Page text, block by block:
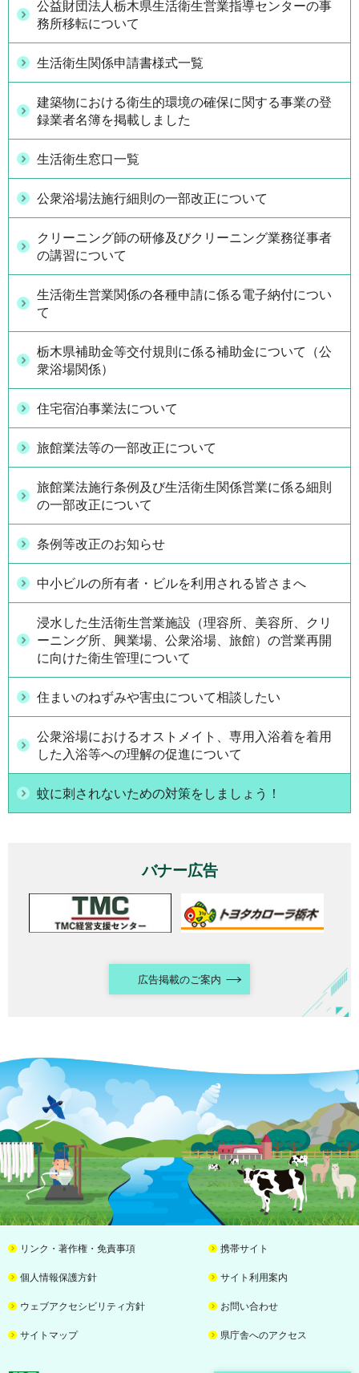
公益財団法人栃木県生活衛生営業指導センターの事
務所移転について
生活衛生関係申請書様式一覧
建築物における衛生的環境の確保に関する事業の登
録業者名簿を掲載しました
生活衛生窓口一覧
公衆浴場法施行細則の一部改正について
クリーニング師の研修及びクリーニング業務従事者
の講習について
生活衛生営業関係の各種申請に係る電子納付につい
て
栃木県補助金等交付規則に係る補助金について（公
衆浴場関係）
住宅宿泊事業法について
旅館業法等の一部改正について
旅館業法施行条例及び生活衛生関係営業に係る細則
の一部改正について
条例等改正のお知らせ
中小ビルの所有者・ビルを利用される皆さまへ
浸水した生活衛生営業施設（理容所、美容所、クリ
ーニング所、興業場、公衆浴場、旅館）の営業再開
に向けた衛生管理について
住まいのねずみや害虫について相談したい
公衆浴場におけるオストメイト、専用入浴着を着用
した入浴等への理解の促進について
蚊に刺されないための対策をしましょう！
バナー広告
広告掲載のご案内
リンク・著作権・免責事項 携帯サイト
個人情報保護方針 サイト利用案内
ウェブアクセシビリティ方針 お問い合わせ
サイトマップ 県庁舎へのアクセス